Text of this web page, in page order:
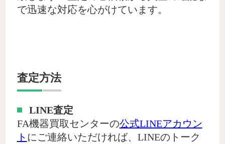
で迅速な対応を心がけています。
査定方法
LINE査定
FA機器買取センターの公式LINEアカウン
ト にご連絡いただければ、LINEのトーク